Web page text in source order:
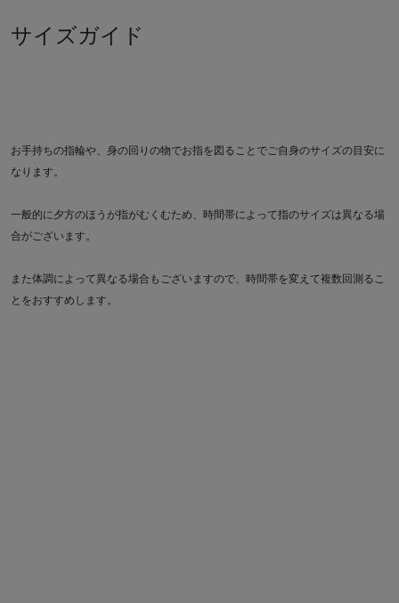
サイズガイド
お手持ちの指輪や、身の回りの物でお指を図ることでご自身のサイズの目安に
なります。
一般的に夕方のほうが指がむくむため、時間帯によって指のサイズは異なる場
合がございます。
また体調によって異なる場合もございますので、時間帯を変えて複数回測るこ
とをおすすめします。